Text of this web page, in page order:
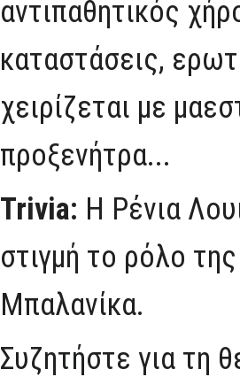
αντιπαθητικός
καταστάσεις,
χειρίζεται με
προξενήτρα...
Trivia: Η Ρένια
στιγμή το ρόλο
Μπαλανίκα.
Συζητήστε για τη